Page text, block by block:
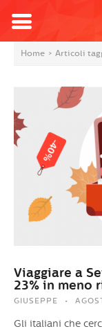
Home > Articoli
Viaggiare a
23% in meno
GIUSEPPE
Gli italiani che